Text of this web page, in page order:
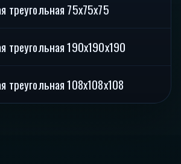
треугольная 75х75х75
треугольная 190х190х190
треугольная 108х108х108